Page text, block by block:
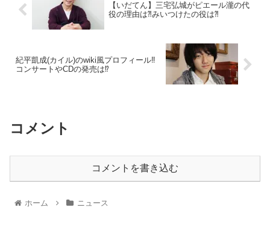
【いだてん】三宅弘城がピエール瀧の代
役の理由は⁈みいつけたの役は⁈
紀平凱成(カイル)のwiki風プロフィール‼︎
コンサートやCDの発売は⁉︎
コメント
コメントを書き込む
ホーム ニュース